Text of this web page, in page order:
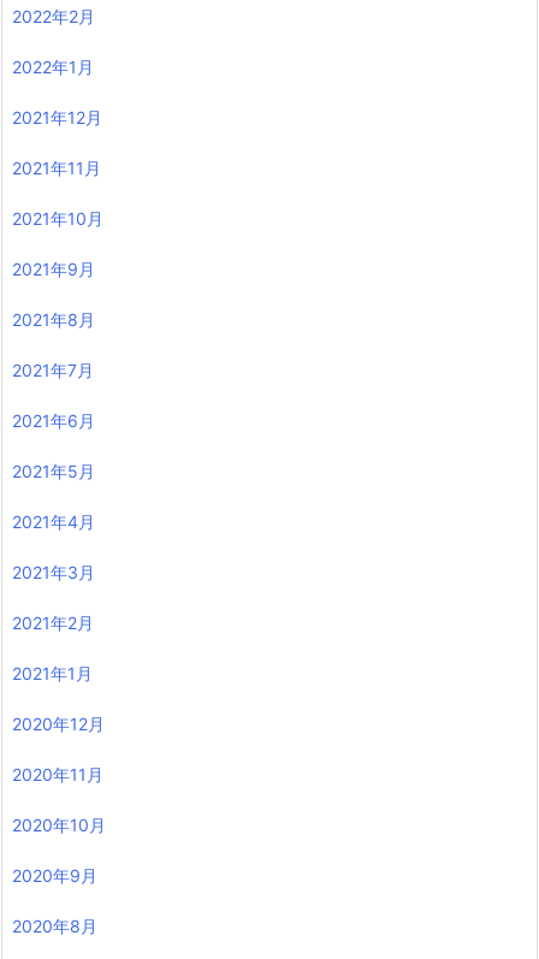
2022年2月
2022年1月
2021年12月
2021年11月
2021年10月
2021年9月
2021年8月
2021年7月
2021年6月
2021年5月
2021年4月
2021年3月
2021年2月
2021年1月
2020年12月
2020年11月
2020年10月
2020年9月
2020年8月